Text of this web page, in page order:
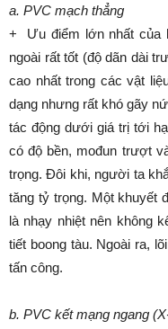
a. PVC mạch thẳng
+ Ưu điểm lớn nhất của
ngoài rất tốt (độ dãn dài
cao nhất trong các vật
dạng nhưng rất khó gãy
tác động dưới giá trị tới
có độ bền, mođun trượt
trọng. Đôi khi, người ta
tăng tỷ trọng. Một khuyết
là nhạy nhiệt nên không
tiết boong tàu. Ngoài ra,
tấn công.
b. PVC kết mạng ngang